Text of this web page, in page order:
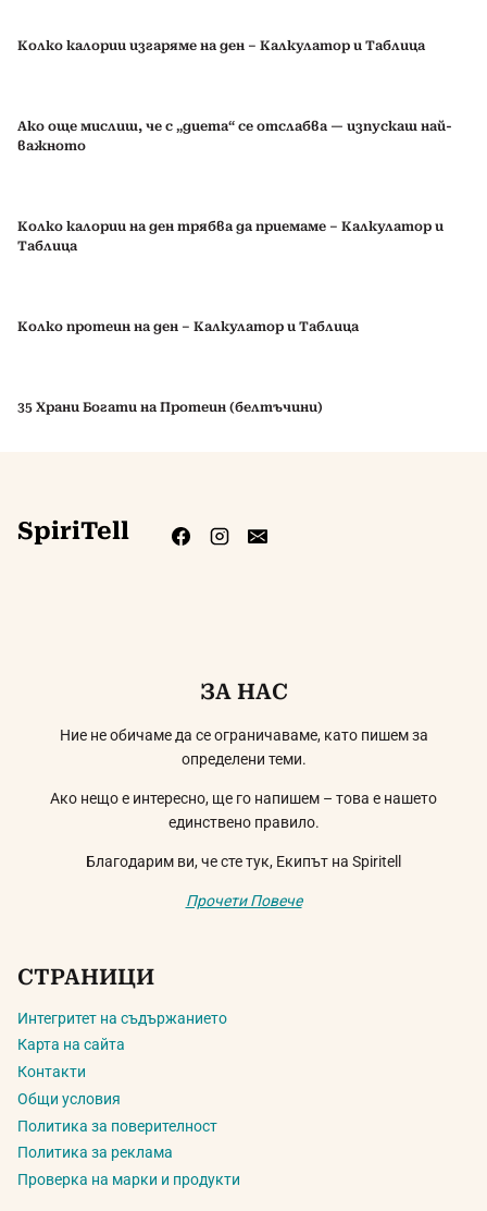
Колко калории изгаряме на ден – Калкулатор и Таблица
Ако още мислиш, че с „диета“ се отслабва — изпускаш най-
важното
Колко калории на ден трябва да приемаме – Калкулатор и
Таблица
Колко протеин на ден – Калкулатор и Таблица
35 Храни Богати на Протеин (белтъчини)
SpiriTell
ЗА НАС
Ние не обичаме да се ограничаваме, като пишем за
определени теми.
Ако нещо е интересно, ще го напишем – това е нашето
единствено правило.
Благодарим ви, че сте тук, Екипът на Spiritell
Прочети Повече
СТРАНИЦИ
Интегритет на съдържанието
Карта на сайта
Контакти
Общи условия
Политика за поверителност
Политика за реклама
Проверка на марки и продукти